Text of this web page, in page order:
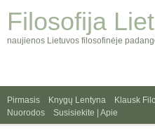
Filosofija
naujienos Lietuvos filosofinėje
Pirmasis Knygų Lentyna Klausk
Nuorodos
Susisiekite | Apie